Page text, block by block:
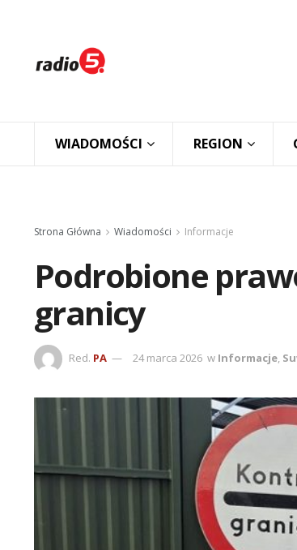
WIADOMOŚCI REGION
Strona Główna Wiadomości Informacje
Podrobione
granicy
Red. PA 24 marca 2026 w Informacje,